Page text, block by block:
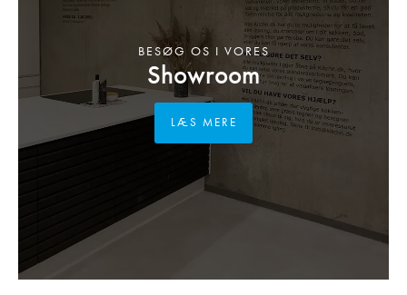
Showroom
BESØG OS I VORES
LÆS MERE